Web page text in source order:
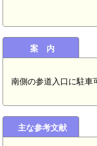
案 内
南側の参道入口に駐車
主な参考文献